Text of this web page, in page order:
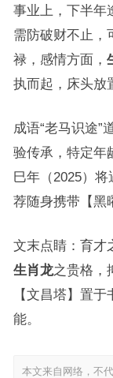
事业上，下半年
需防破财不止，
禄，感情方面，
执而起，床头放
成语“老马识途
验传承，特定年
巳年（2025）将
荐随身携带【黑
文末点睛：育才
生肖龙之贵格，
【文昌塔】置
能。
本文来自网络，不